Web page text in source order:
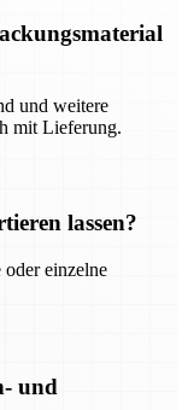
und weitere
mit Lieferung.
lassen?
einzelne
und